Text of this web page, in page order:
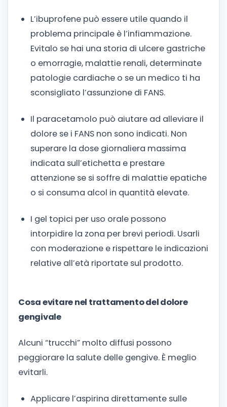
L’ibuprofene può essere utile quando il
problema principale è l’infiammazione.
Evitalo se hai una storia di ulcere gastriche
o emorragie, malattie renali, determinate
patologie cardiache o se un medico ti ha
sconsigliato l’assunzione di FANS.
Il paracetamolo può aiutare ad alleviare il
dolore se i FANS non sono indicati. Non
superare la dose giornaliera massima
indicata sull’etichetta e prestare
attenzione se si soffre di malattie epatiche
o si consuma alcol in quantità elevate.
I gel topici per uso orale possono
intorpidire la zona per brevi periodi. Usarli
con moderazione e rispettare le indicazioni
relative all’età riportate sul prodotto.
Cosa evitare nel trattamento del dolore
gengivale
Alcuni “trucchi” molto diffusi possono
peggiorare la salute delle gengive. È meglio
evitarli.
Applicare l’aspirina direttamente sulle